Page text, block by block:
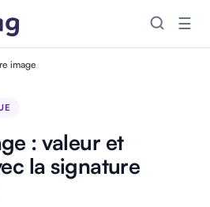
☰
image
: valeur et
la signature